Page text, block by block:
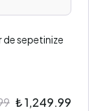
de sepetinize
₺ 1,249.99